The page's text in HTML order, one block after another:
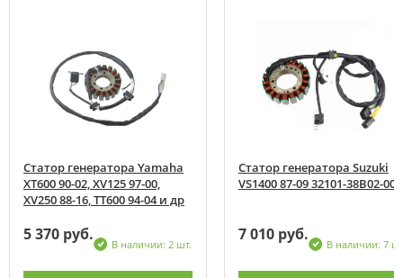
Статор генератора Yamaha
XT600 90-02, XV125 97-00,
XV250 88-16, TT600 94-04 и др
5 370 руб.
В наличии: 2 шт.
Статор генератора Suzuki
VS1400 87-09 32101-38B02-000
7 010 руб.
В наличии: 7